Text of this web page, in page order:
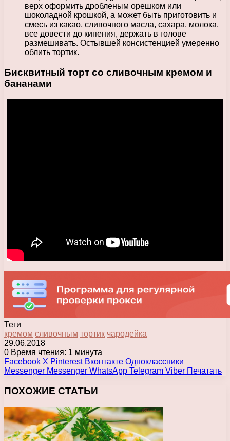
верх оформить дробленым орешком или
шоколадной крошкой, а может быть приготовить и
смесь из какао, сливочного масла, сахара, молока,
все довести до кипения, держать в голове
размешивать. Остывшей консистенцией умеренно
облить тортик.
Бисквитный торт со сливочным кремом и
бананами
Теги
кремом сливочным тортик чародейка
29.06.2018
0 Время чтения: 1 минута
Facebook X Pinterest Вконтакте Одноклассники
Messenger Messenger WhatsApp Telegram Viber Печатать
ПОХОЖИЕ СТАТЬИ